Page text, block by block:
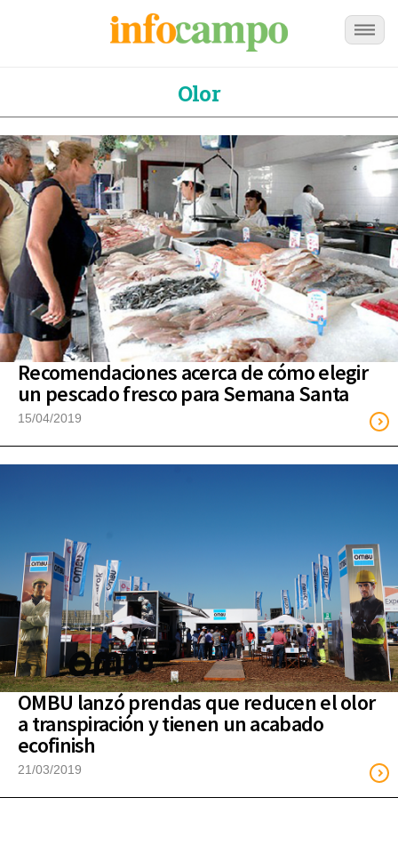
Olor
Recomendaciones acerca de cómo elegir
un pescado fresco para Semana Santa
15/04/2019
OMBU lanzó prendas que reducen el olor
a transpiración y tienen un acabado
ecofinish
21/03/2019